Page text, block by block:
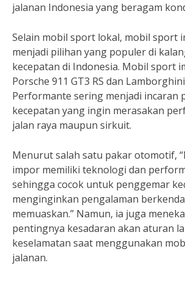
jalanan Indonesia yang beragam
Selain mobil sport lokal, mobil sport
menjadi pilihan yang populer di
kecepatan di Indonesia. Mobil sport
Porsche 911 GT3 RS dan
Performante sering menjadi incaran
kecepatan yang ingin merasakan
jalan raya maupun sirkuit.
Menurut salah satu pakar otomotif,
impor memiliki teknologi dan
sehingga cocok untuk penggemar
menginginkan pengalaman
memuaskan.” Namun, ia juga
pentingnya kesadaran akan aturan
keselamatan saat menggunakan
jalanan.